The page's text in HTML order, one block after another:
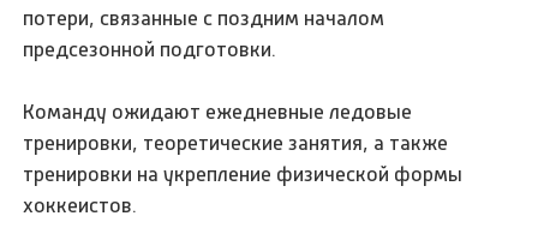
потери, связанные с поздним началом
предсезонной подготовки.
Команду ожидают ежедневные ледовые
тренировки, теоретические занятия, а также
тренировки на укрепление физической формы
хоккеистов.